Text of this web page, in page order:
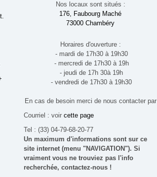
Nos locaux sont situés :
176, Faubourg Maché
73000 Chambéry
Horaires d'ouverture :
- mardi de 17h30 à 19h30
- mercredi de 17h30 à 19h
- jeudi de 17h 30à 19h
- vendredi de 17h30 à 19h30
En cas de besoin merci de nous contacter par
Courriel : voir cette page
Tel : (33) 04-79-68-20-77
Un maximum d'informations sont sur ce
site internet (menu "NAVIGATION"). Si
vraiment vous ne trouviez pas l'info
recherchée, contactez-nous !